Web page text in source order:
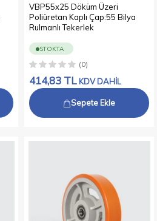
VBP55x25 Döküm Üzeri
Poliüretan Kaplı Çap:55 Bilya
Rulmanlı Tekerlek
STOKTA
(0)
414,83 TL KDV DAHİL
Sepete Ekle